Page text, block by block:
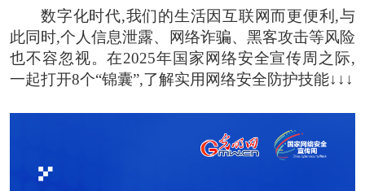
数字化时代,我们的生活因互联网而更便利,与
此同时,个人信息泄露、网络诈骗、黑客攻击等风险
也不容忽视。在2025年国家网络安全宣传周之际,
一起打开8个“锦囊”,了解实用网络安全防护技能↓↓↓